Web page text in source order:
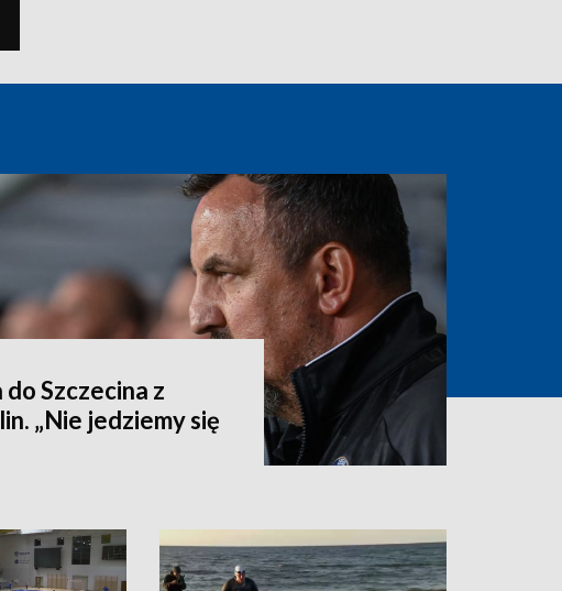
Szczecina z
„Nie jedziemy się